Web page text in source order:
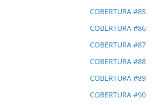
COBERTURA #85
COBERTURA #86
COBERTURA #87
COBERTURA #88
COBERTURA #89
COBERTURA #90